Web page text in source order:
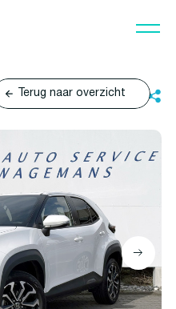
Terug naar overzicht